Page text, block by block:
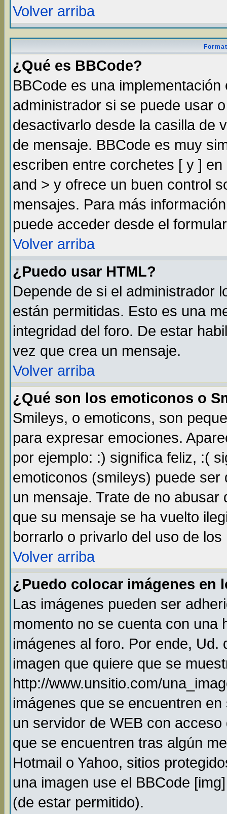
Volver arriba
¿Qué es BBCode?
BBCode es una
administrador si se puede usar
desactivarlo desde la casilla de
de mensaje. BBCode es muy
escriben entre corchetes [ y ]
and > y ofrece un buen control
mensajes. Para más
puede acceder desde el
Volver arriba
¿Puedo usar HTML?
Depende de si el administrador
están permitidas. Esto es una
integridad del foro. De estar
vez que crea un mensaje.
Volver arriba
¿Qué son los emoticonos o
Smileys, o emoticons, son
para expresar emociones.
por ejemplo: :) significa feliz, :(
emoticonos (smileys) puede
un mensaje. Trate de no
que su mensaje se ha vuelto
borrarlo o privarlo del uso de los
Volver arriba
¿Puedo colocar imágenes en
Las imágenes pueden ser
momento no se cuenta con una
imágenes al foro. Por ende,
imagen que quiere que se
http://www.unsitio.com/
imágenes que se encuentren
un servidor de WEB con
que se encuentren tras algún
Hotmail o Yahoo, sitios
una imagen use el BBCode
(de estar permitido).